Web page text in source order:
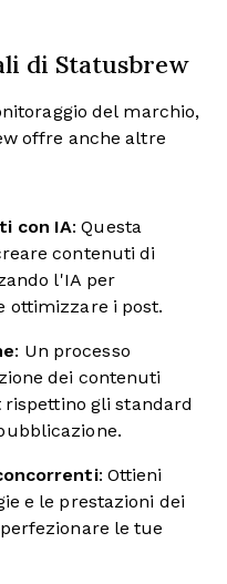
di Statusbrew
del marchio,
offre anche altre
con IA: Questa
contenuti di
l'IA per
ottimizzare i post.
: Un processo
dei contenuti
gli standard
: Ottieni
e le prestazioni dei
le tue